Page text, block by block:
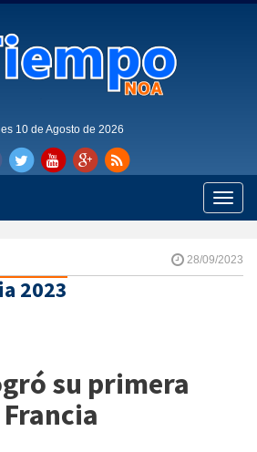
10 de Agosto de 2026
Toggle
28/09/2023
2023
su primera